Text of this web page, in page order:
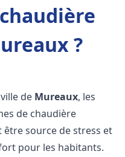
?
de Mureaux, les
de chaudière
être source de stress et
pour les habitants.